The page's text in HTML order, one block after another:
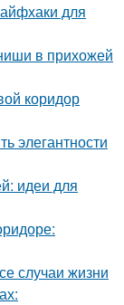
для
в прихожей
коридор
элегантности
идеи для
случаи жизни